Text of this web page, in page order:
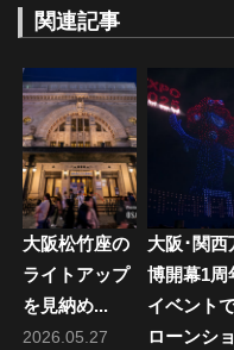
ビ
ゲ
ー
シ
ョ
ン
稿:
関連記事
大阪松竹座の
ライトアップ
を見納め...
2026.05.27
大阪･関西
博開幕1周
イベント
ローンショ